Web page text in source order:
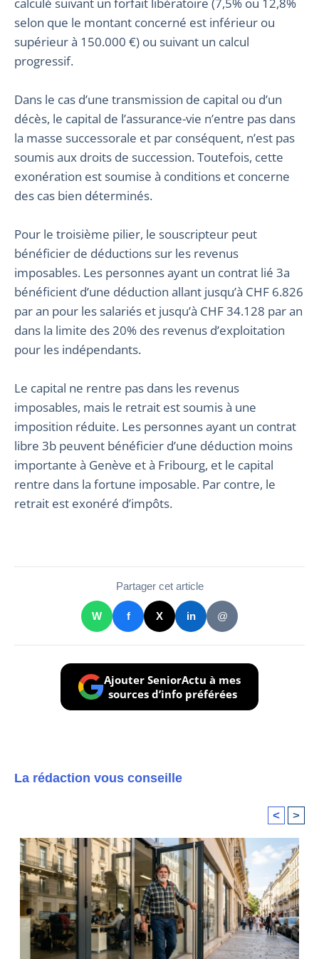
selon que le montant concerné est inférieur ou
supérieur à 150.000 €) ou suivant un calcul
progressif.
Dans le cas d’une transmission de capital ou d’un
décès, le capital de l’assurance-vie n’entre pas dans
la masse successorale et par conséquent, n’est pas
soumis aux droits de succession. Toutefois, cette
exonération est soumise à conditions et concerne
des cas bien déterminés.
Pour le troisième pilier, le souscripteur peut
bénéficier de déductions sur les revenus
imposables. Les personnes ayant un contrat lié 3a
bénéficient d’une déduction allant jusqu’à CHF 6.826
par an pour les salariés et jusqu’à CHF 34.128 par an
dans la limite des 20% des revenus d’exploitation
pour les indépendants.
Le capital ne rentre pas dans les revenus
imposables, mais le retrait est soumis à une
imposition réduite. Les personnes ayant un contrat
libre 3b peuvent bénéficier d’une déduction moins
importante à Genève et à Fribourg, et le capital
rentre dans la fortune imposable. Par contre, le
retrait est exonéré d’impôts.
Partager cet article
W f X in @
Ajouter SeniorActu à mes
sources d’info préférées
La rédaction vous conseille
< >